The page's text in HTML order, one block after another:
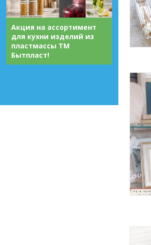
Акция на ассортимент
для кухни изделий из
пластмассы ТМ
Бытпласт!